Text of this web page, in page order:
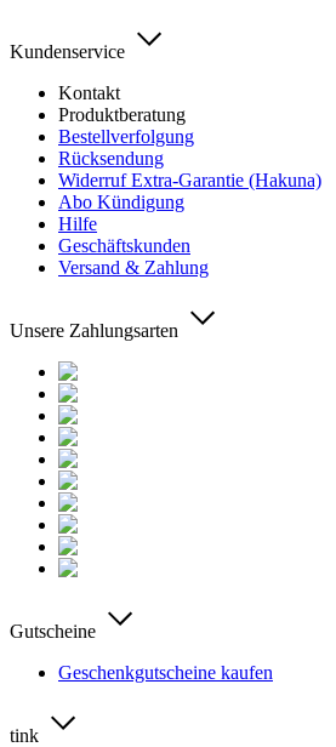
Kundenservice
Kontakt
Produktberatung
Bestellverfolgung
Rücksendung
Widerruf Extra-Garantie (Hakuna)
Abo Kündigung
Hilfe
Geschäftskunden
Versand & Zahlung
Unsere Zahlungsarten
Gutscheine
Geschenkgutscheine kaufen
tink